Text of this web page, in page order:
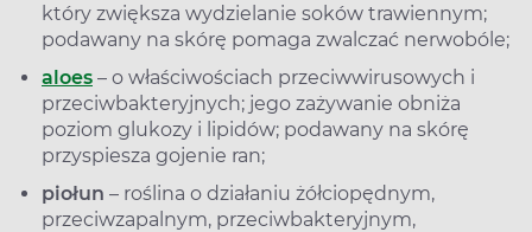
który zwiększa wydzielanie soków trawiennym;
podawany na skórę pomaga zwalczać nerwobóle;
aloes – o właściwościach przeciwwirusowych i
przeciwbakteryjnych; jego zażywanie obniża
poziom glukozy i lipidów; podawany na skórę
przyspiesza gojenie ran;
piołun – roślina o działaniu żółciopędnym,
przeciwzapalnym, przeciwbakteryjnym,